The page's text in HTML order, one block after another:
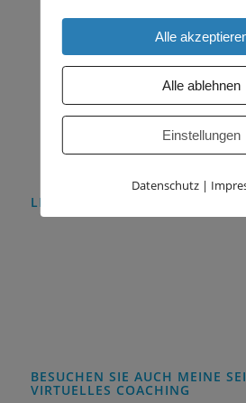
M: +49 (0) 170 7772505
office@all-connecting-business.de
LINKS
BESUCHEN SIE AUCH MEINE
VIRTUELLES COACHING
Alle
Alle ablehnen
Einstellungen
Datenschutz|